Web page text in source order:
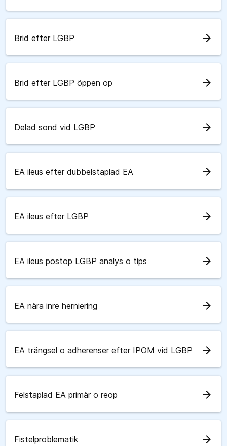
Brid efter LGBP arrow_forward
Brid efter LGBP öppen op arrow_forward
Delad sond vid LGBP arrow_forward
EA ileus efter dubbelstaplad EA arrow_forward
EA ileus efter LGBP arrow_forward
EA ileus postop LGBP analys o tips arrow_forward
EA nära inre herniering arrow_forward
EA trängsel o adherenser efter IPOM vid LGBP arrow_forward
Felstaplad EA primär o reop arrow_forward
Fistelproblematik arrow_forward